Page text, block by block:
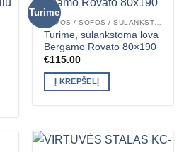
Turime
Turime, sulankstoma lova
Bergamo Rovato 80×190
€115.00
Į KREPŠELĮ